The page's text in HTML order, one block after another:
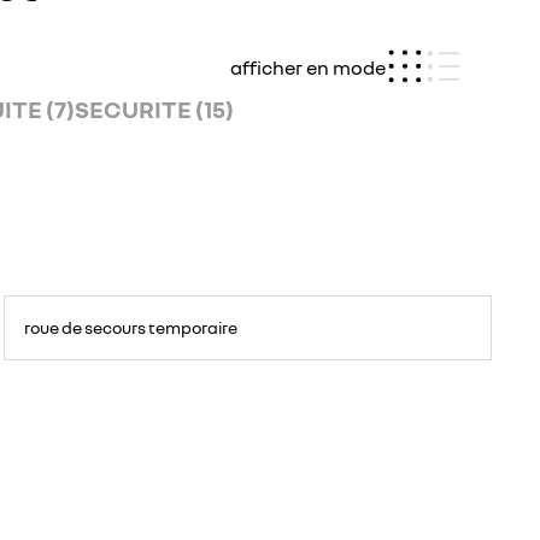
afficher en mode
(7)SECURITE (15)
roue de secours temporaire